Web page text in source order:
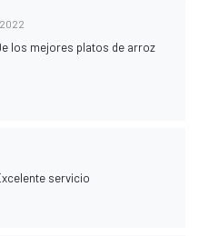
los mejores platos de arroz
servicio